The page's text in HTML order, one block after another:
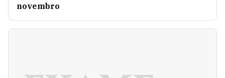
novembro